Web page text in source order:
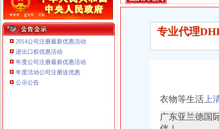
2014公司注册最新优惠活动
进出口权优惠活动
年度公司注册最新优惠活动
年度活动公司注册送优惠
公示公告
重庆海谛升进出口贸易有限公司 渝北100万 （进出口权）
重庆逸道医疗器械有限公司
办进出口公
专业代理
衣物等生活上
广东亚兰德国